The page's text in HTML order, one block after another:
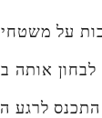
על
לרגע